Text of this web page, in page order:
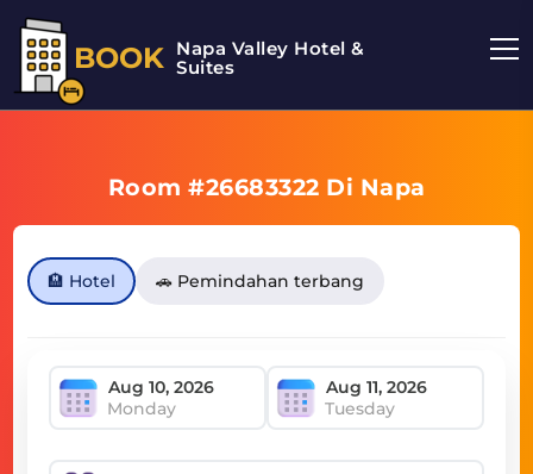
BOOK Napa Valley Hotel &
Suites
Room #26683322 Di Napa
🏨 Hotel 🚗 Pemindahan terbang
Monday Tuesday